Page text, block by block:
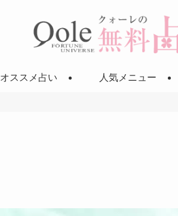
オススメ占い 人気メニュー